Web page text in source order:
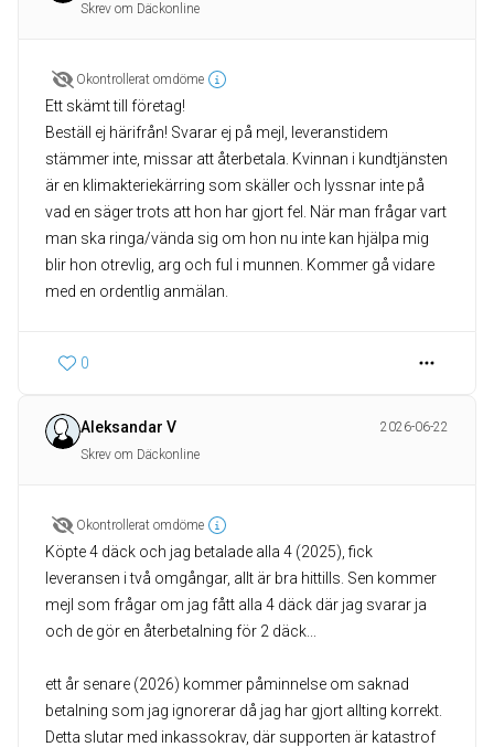
Skrev om Däckonline
Okontrollerat omdöme
Ett skämt till företag!
Beställ ej härifrån! Svarar ej på mejl, leveranstidem
stämmer inte, missar att återbetala. Kvinnan i kundtjänsten
är en klimakteriekärring som skäller och lyssnar inte på
vad en säger trots att hon har gjort fel. När man frågar vart
man ska ringa/vända sig om hon nu inte kan hjälpa mig
blir hon otrevlig, arg och ful i munnen. Kommer gå vidare
med en ordentlig anmälan.
0
Aleksandar V
2026-06-22
Skrev om Däckonline
Okontrollerat omdöme
Köpte 4 däck och jag betalade alla 4 (2025), fick
leveransen i två omgångar, allt är bra hittills. Sen kommer
mejl som frågar om jag fått alla 4 däck där jag svarar ja
och de gör en återbetalning för 2 däck...
ett år senare (2026) kommer påminnelse om saknad
betalning som jag ignorerar då jag har gjort allting korrekt.
Detta slutar med inkassokrav, där supporten är katastrof